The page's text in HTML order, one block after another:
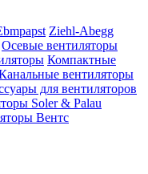
Ziehl-Abegg
Осевые вентиляторы
Компактные
вентиляторы
для вентиляторов
Soler & Palau
Вентс